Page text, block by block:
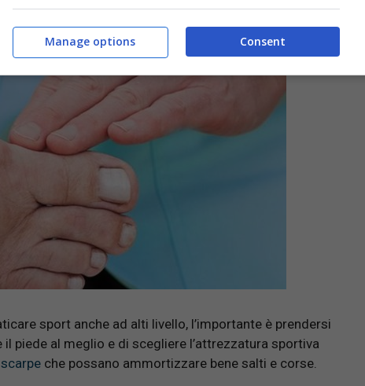
sport anche ad alti livello, l’importante è prendersi
piede al meglio e di scegliere l’attrezzatura sportiva
scarpe che possano ammortizzare bene salti e corse.
Consent
Manage options